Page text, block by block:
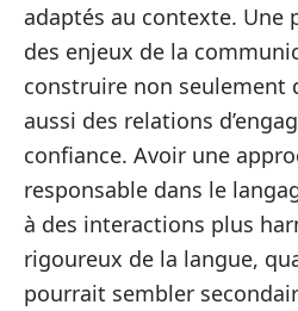
adaptés au contexte. Une
des enjeux de la
construire non seulement
aussi des relations
confiance. Avoir une
responsable dans le
à des interactions plus
rigoureux de la langue,
pourrait sembler